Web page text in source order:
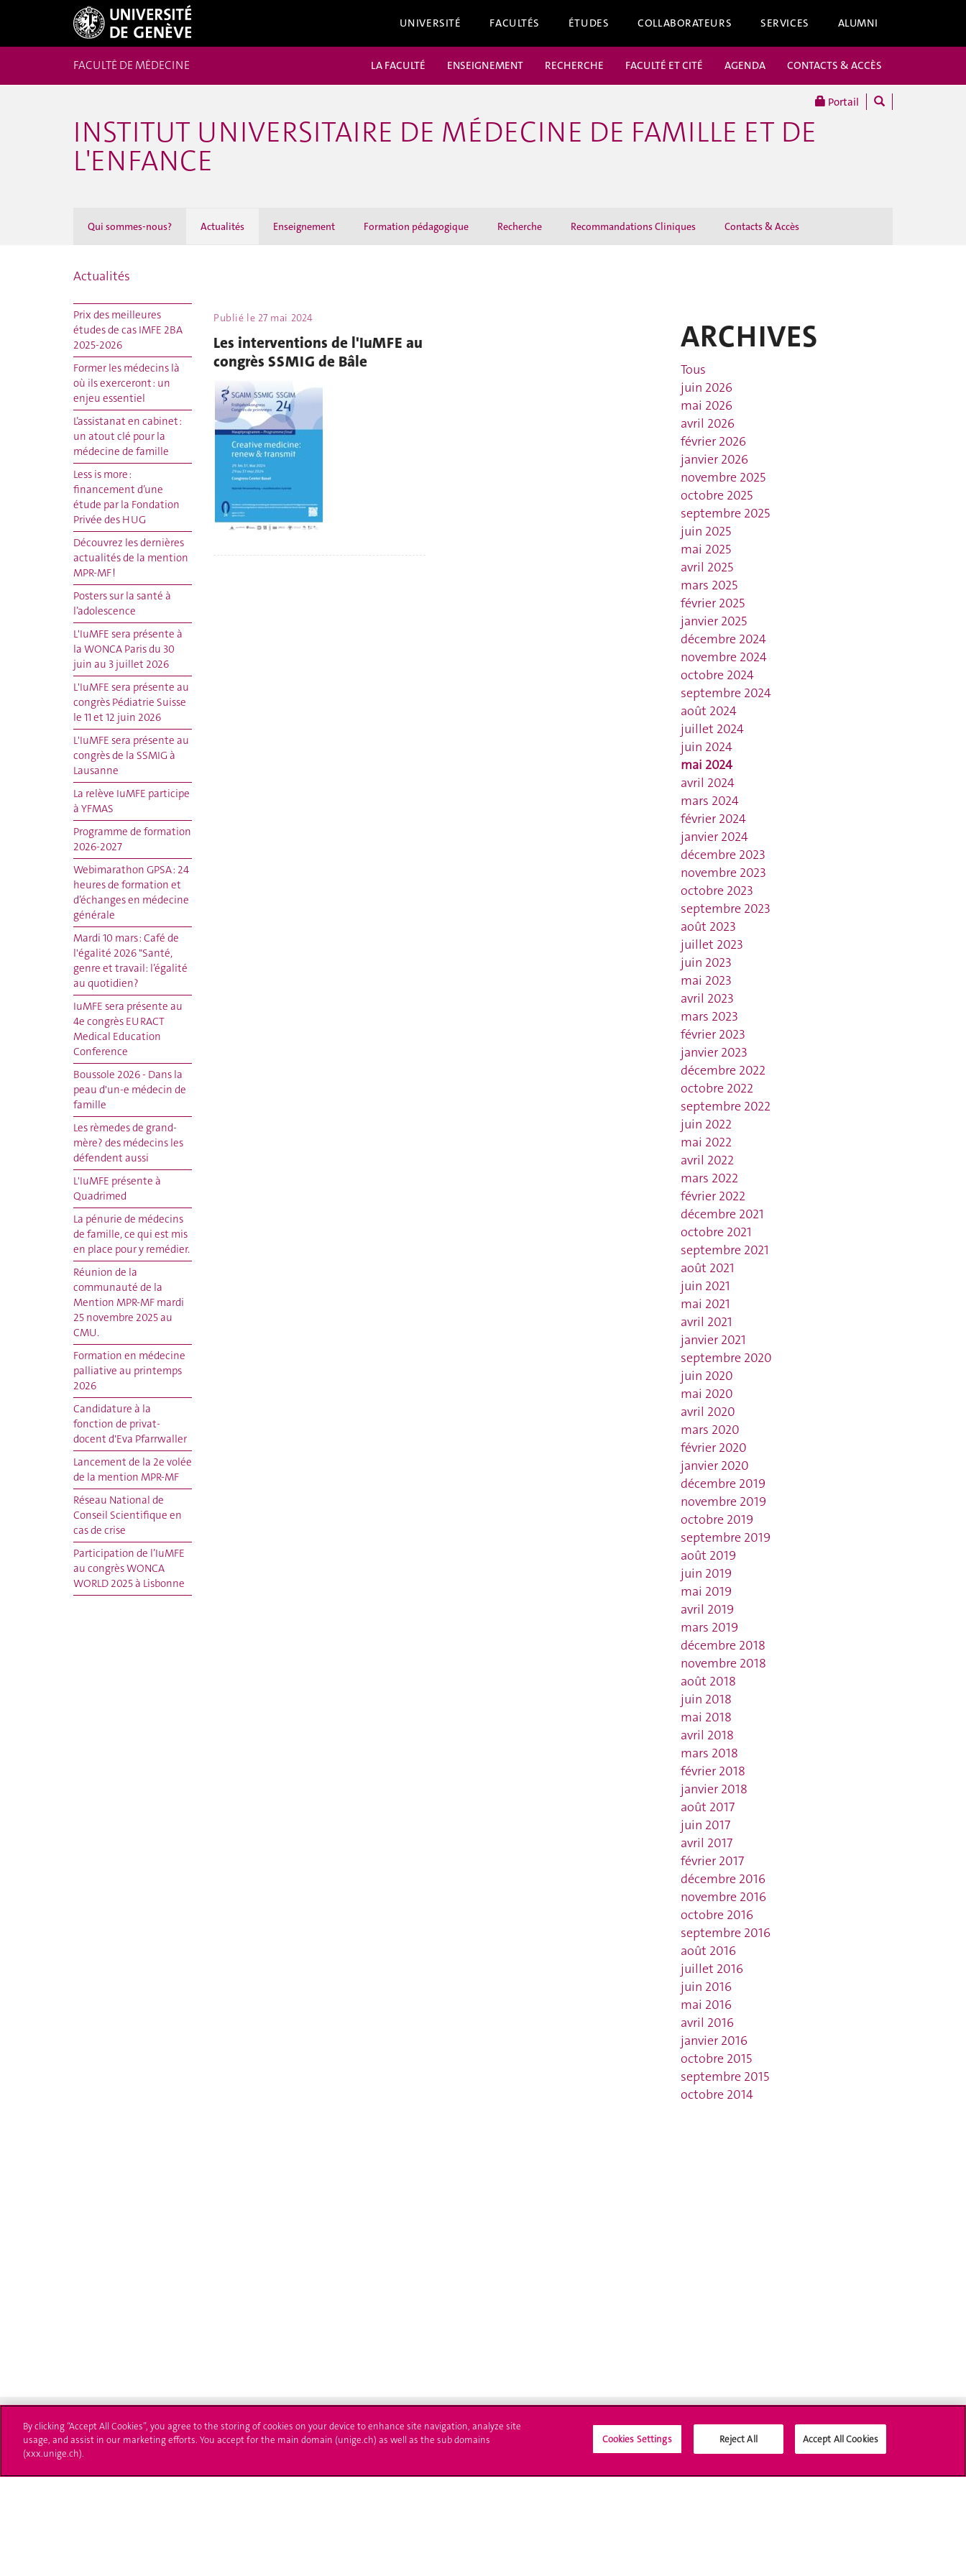
UNIVERSITÉ FACULTÉS ÉTUDES COLLABORATEURS SERVICES ALUMNI
Portail
FACULTÉ DE MÉDECINE LA FACULTÉ ENSEIGNEMENT RECHERCHE FACULTÉ ET CITÉ AGENDA CONTACTS & ACCÈS
INSTITUT UNIVERSITAIRE DE MÉDECINE DE FAMILLE ET DE
L'ENFANCE
Qui sommes-nous? Actualités Enseignement Formation pédagogique Recherche Recommandations Cliniques Contacts & Accès
Actualités
Prix des meilleures
études de cas IMFE 2BA
2025-2026
Former les médecins là
où ils exerceront : un
enjeu essentiel
L’assistanat en cabinet :
un atout clé pour la
médecine de famille
Less is more :
financement d’une
étude par la Fondation
Privée des HUG
Découvrez les dernières
actualités de la mention
MPR‑MF !
Posters sur la santé à
l’adolescence
L'IuMFE sera présente à
la WONCA Paris du 30
juin au 3 juillet 2026
L'IuMFE sera présente au
congrès Pédiatrie Suisse
le 11 et 12 juin 2026
L'IuMFE sera présente au
congrès de la SSMIG à
Lausanne
La relève IuMFE participe
à YFMAS
Programme de formation
2026-2027
Webimarathon GPSA : 24
heures de formation et
d’échanges en médecine
générale
Mardi 10 mars : Café de
l'égalité 2026 "Santé,
genre et travail: l’égalité
au quotidien?
IuMFE sera présente au
4e congrès EURACT
Medical Education
Conference
Boussole 2026 - Dans la
peau d'un-e médecin de
famille
Les rèmedes de grand-
mère? des médecins les
défendent aussi
L'IuMFE présente à
Quadrimed
La pénurie de médecins
de famille, ce qui est mis
en place pour y remédier.
Réunion de la
communauté de la
Mention MPR-MF mardi
25 novembre 2025 au
CMU.
Formation en médecine
palliative au printemps
2026
Candidature à la
fonction de privat-
docent d'Eva Pfarrwaller
Lancement de la 2e volée
de la mention MPR-MF
Réseau National de
Conseil Scientifique en
cas de crise
Participation de l’IuMFE
au congrès WONCA
WORLD 2025 à Lisbonne
Publié le 27 mai 2024
Les interventions de l'IuMFE au
congrès SSMIG de Bâle
ARCHIVES
Tous
juin 2026
mai 2026
avril 2026
février 2026
janvier 2026
novembre 2025
octobre 2025
septembre 2025
juin 2025
mai 2025
avril 2025
mars 2025
février 2025
janvier 2025
décembre 2024
novembre 2024
octobre 2024
septembre 2024
août 2024
juillet 2024
juin 2024
mai 2024
avril 2024
mars 2024
février 2024
janvier 2024
décembre 2023
novembre 2023
octobre 2023
septembre 2023
août 2023
juillet 2023
juin 2023
mai 2023
avril 2023
mars 2023
février 2023
janvier 2023
décembre 2022
octobre 2022
septembre 2022
juin 2022
mai 2022
avril 2022
mars 2022
février 2022
décembre 2021
octobre 2021
septembre 2021
août 2021
juin 2021
mai 2021
avril 2021
janvier 2021
septembre 2020
juin 2020
mai 2020
avril 2020
mars 2020
février 2020
janvier 2020
décembre 2019
novembre 2019
octobre 2019
septembre 2019
août 2019
juin 2019
mai 2019
avril 2019
mars 2019
décembre 2018
novembre 2018
août 2018
juin 2018
mai 2018
avril 2018
mars 2018
février 2018
janvier 2018
août 2017
juin 2017
avril 2017
février 2017
décembre 2016
novembre 2016
octobre 2016
septembre 2016
août 2016
juillet 2016
juin 2016
mai 2016
avril 2016
janvier 2016
octobre 2015
septembre 2015
octobre 2014
Université de Genève S'inscrire à l'UNIGE L'UNIGE vous informe Médias sociaux UNIGE
By clicking “Accept All Cookies”, you agree to the storing of cookies on your device to enhance site navigation, analyze site
usage, and assist in our marketing efforts. You accept for the main domain (unige.ch) as well as the sub domains
(xxx.unige.ch).
Cookies Settings Reject All Accept All Cookies